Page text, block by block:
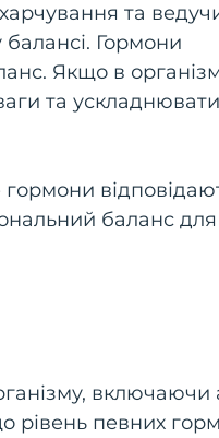
та
Гормони
Якщо в
та ускладнювати
баланс для
включаючи
рівень певних